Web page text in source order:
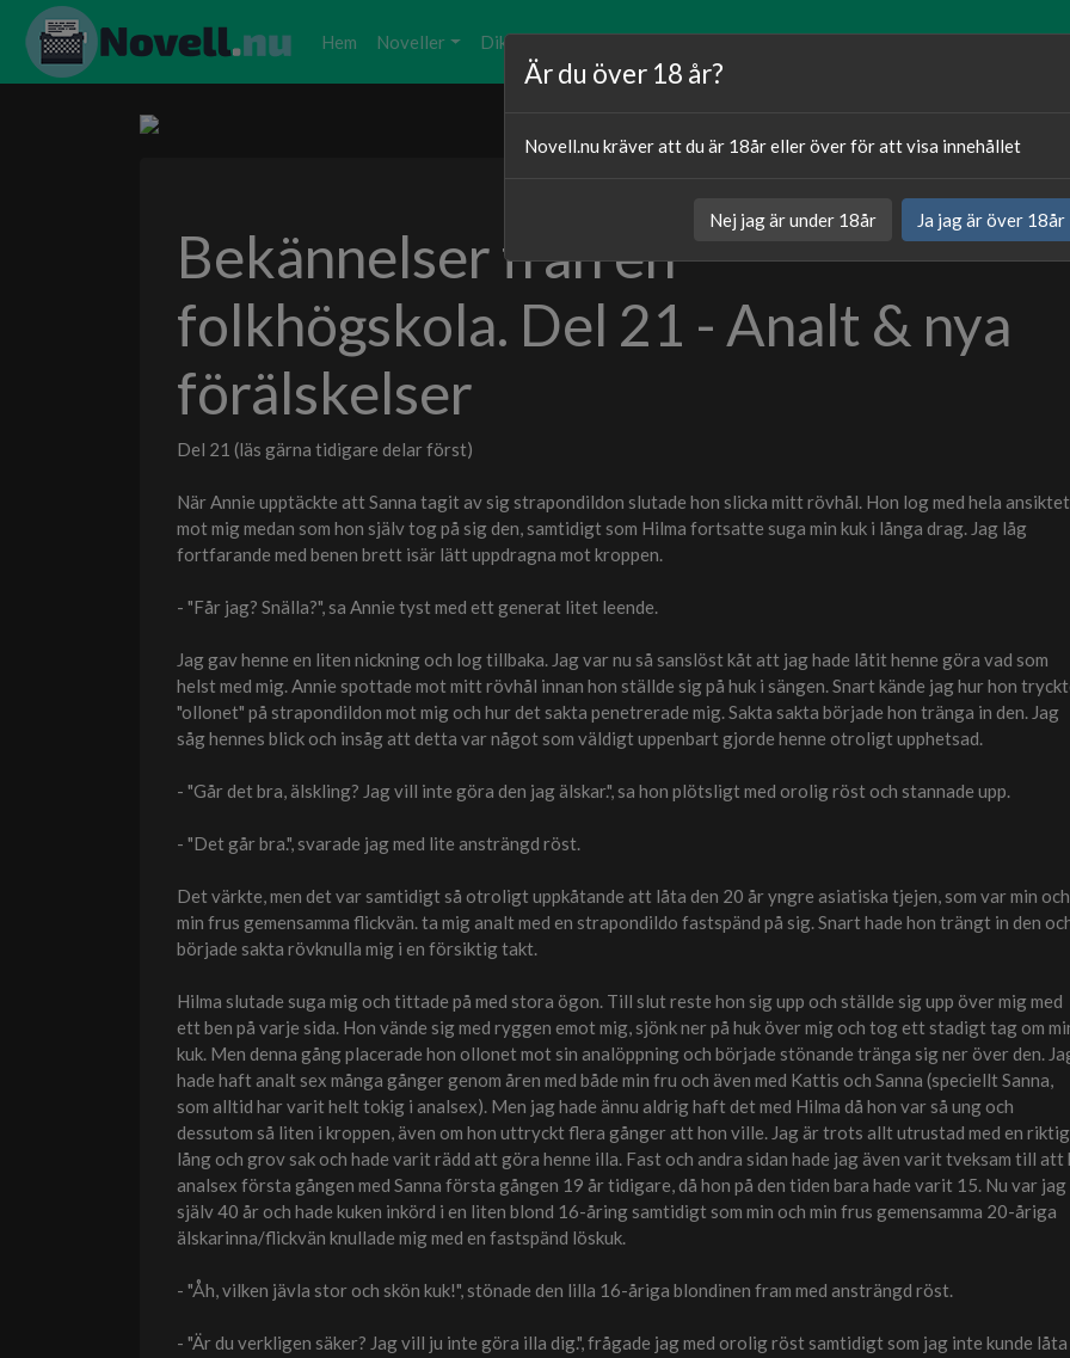
Hem Noveller Dikter
Kategori:
Bekännelser från en
folkhögskola. Del 21 - Analt & nya
förälskelser
Del 21 (läs gärna tidigare delar först)
När Annie upptäckte att Sanna tagit av sig strapondildon slutade hon slicka mitt rövhål. Hon log med hela ansiktet
mot mig medan som hon själv tog på sig den, samtidigt som Hilma fortsatte suga min kuk i långa drag. Jag låg
fortfarande med benen brett isär lätt uppdragna mot kroppen.
- "Får jag? Snälla?", sa Annie tyst med ett generat litet leende.
Jag gav henne en liten nickning och log tillbaka. Jag var nu så sanslöst kåt att jag hade låtit henne göra vad som
helst med mig. Annie spottade mot mitt rövhål innan hon ställde sig på huk i sängen. Snart kände jag hur hon
"ollonet" på strapondildon mot mig och hur det sakta penetrerade mig. Sakta sakta började hon tränga in den. Jag
såg hennes blick och insåg att detta var något som väldigt uppenbart gjorde henne otroligt upphetsad.
- "Går det bra, älskling? Jag vill inte göra den jag älskar.", sa hon plötsligt med orolig röst och stannade upp.
- "Det går bra.", svarade jag med lite ansträngd röst.
Det värkte, men det var samtidigt så otroligt uppkåtande att låta den 20 år yngre asiatiska tjejen, som var min och
min frus gemensamma flickvän. ta mig analt med en strapondildo fastspänd på sig. Snart hade hon trängt in den
började sakta rövknulla mig i en försiktig takt.
Hilma slutade suga mig och tittade på med stora ögon. Till slut reste hon sig upp och ställde sig upp över mig med
ett ben på varje sida. Hon vände sig med ryggen emot mig, sjönk ner på huk över mig och tog ett stadigt tag om
kuk. Men denna gång placerade hon ollonet mot sin analöppning och började stönande tränga sig ner över den.
hade haft analt sex många gånger genom åren med både min fru och även med Kattis och Sanna (speciellt Sanna,
som alltid har varit helt tokig i analsex). Men jag hade ännu aldrig haft det med Hilma då hon var så ung och
dessutom så liten i kroppen, även om hon uttryckt flera gånger att hon ville. Jag är trots allt utrustad med en
lång och grov sak och hade varit rädd att göra henne illa. Fast och andra sidan hade jag även varit tveksam till att
analsex första gången med Sanna första gången 19 år tidigare, då hon på den tiden bara hade varit 15. Nu var jag
själv 40 år och hade kuken inkörd i en liten blond 16-åring samtidigt som min och min frus gemensamma 20-åriga
älskarinna/flickvän knullade mig med en fastspänd löskuk.
- "Åh, vilken jävla stor och skön kuk!", stönade den lilla 16-åriga blondinen fram med ansträngd röst.
- "Är du verkligen säker? Jag vill ju inte göra illa dig.", frågade jag med orolig röst samtidigt som jag inte kunde låta
Är du över 18 år?
Novell.nu kräver att du är 18år eller över för att visa innehållet
Nej jag är under 18år Ja jag är över 18år